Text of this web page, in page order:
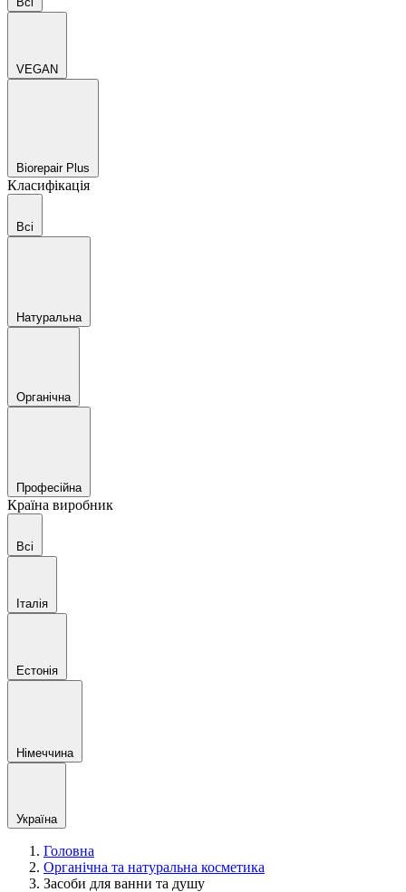
VEGAN
Biorepair Plus
Класифікація
Всі
Натуральна
Органічна
Професійна
Країна виробник
Всі
Італія
Естонія
Німеччина
Україна
Головна
Органічна та натуральна косметика
Засоби для ванни та душу